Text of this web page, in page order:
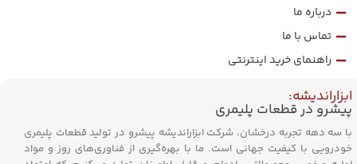
ابزاراندیشه:
پیشرو در قطعات پلیمری
با سه دهه تجربه درخشان، شرکت ابزاراندیشه پیشرو در تولید قطعات پلیمری
خودرویی با کیفیت جهانی است. ما با بهره‌گیری از فناوری‌های روز و مواد
درباره ما
تماس با ما
راهنمای خرید اینترنتی